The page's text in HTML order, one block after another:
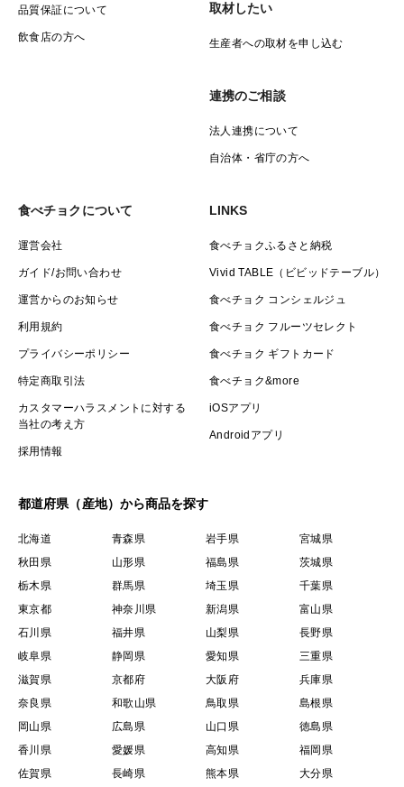
品質保証について
飲食店の方へ
取材したい
生産者への取材を申し込む
連携のご相談
法人連携について
自治体・省庁の方へ
食べチョクについて
運営会社
ガイド/お問い合わせ
運営からのお知らせ
利用規約
プライバシーポリシー
特定商取引法
カスタマーハラスメントに対する
当社の考え方
採用情報
LINKS
食べチョクふるさと納税
Vivid TABLE（ビビッドテーブル）
食べチョク コンシェルジュ
食べチョク フルーツセレクト
食べチョク ギフトカード
食べチョク&more
iOSアプリ
Androidアプリ
都道府県（産地）から商品を探す
北海道 青森県 岩手県
宮城県
秋田県
山形県 福島県
茨城県
栃木県
群馬県 埼玉県
千葉県
東京都
神奈川県 新潟県
富山県
石川県
福井県 山梨県
長野県
岐阜県
静岡県 愛知県
三重県
滋賀県
京都府 大阪府
兵庫県
奈良県
和歌山県 鳥取県
島根県
岡山県
広島県 山口県
徳島県
香川県
愛媛県 高知県
福岡県
佐賀県
長崎県 熊本県 大分県